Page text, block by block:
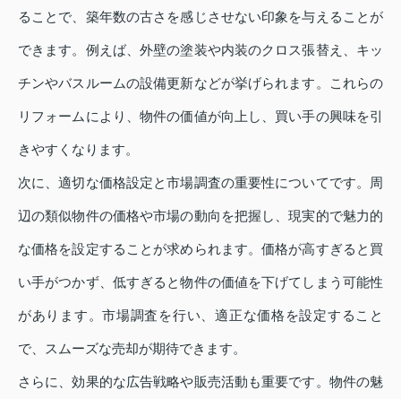
ることで、築年数の古さを感じさせない印象を与えることが
できます。例えば、外壁の塗装や内装のクロス張替え、キッ
チンやバスルームの設備更新などが挙げられます。これらの
リフォームにより、物件の価値が向上し、買い手の興味を引
きやすくなります。
次に、適切な価格設定と市場調査の重要性についてです。周
辺の類似物件の価格や市場の動向を把握し、現実的で魅力的
な価格を設定することが求められます。価格が高すぎると買
い手がつかず、低すぎると物件の価値を下げてしまう可能性
があります。市場調査を行い、適正な価格を設定すること
で、スムーズな売却が期待できます。
さらに、効果的な広告戦略や販売活動も重要です。物件の魅